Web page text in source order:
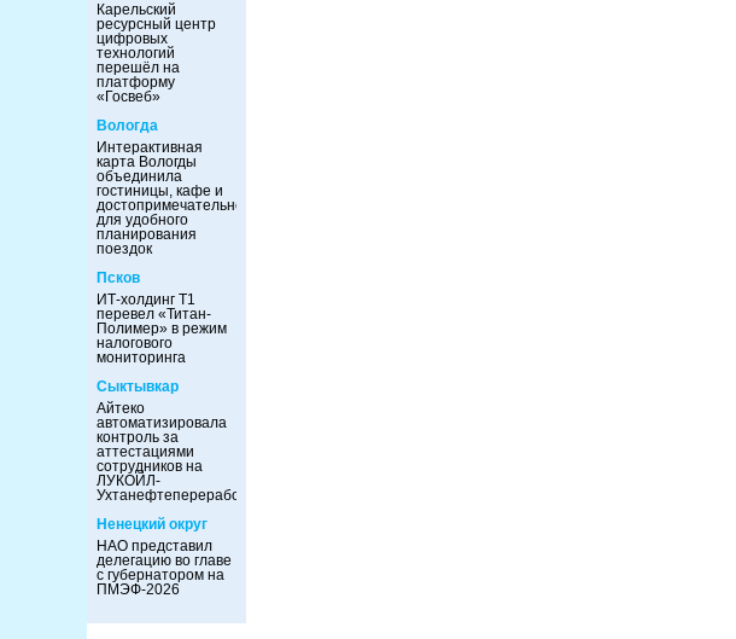
Карельский
ресурсный центр
цифровых
технологий
перешёл на
платформу
«Госвеб»
Вологда
Интерактивная
карта Вологды
объединила
гостиницы, кафе и
достопримечательности
для удобного
планирования
поездок
Псков
ИТ-холдинг Т1
перевел «Титан-
Полимер» в режим
налогового
мониторинга
Сыктывкар
Айтеко
автоматизировала
контроль за
аттестациями
сотрудников на
ЛУКОЙЛ-
Ухтанефтепереработка
Ненецкий округ
НАО представил
делегацию во главе
с губернатором на
ПМЭФ-2026